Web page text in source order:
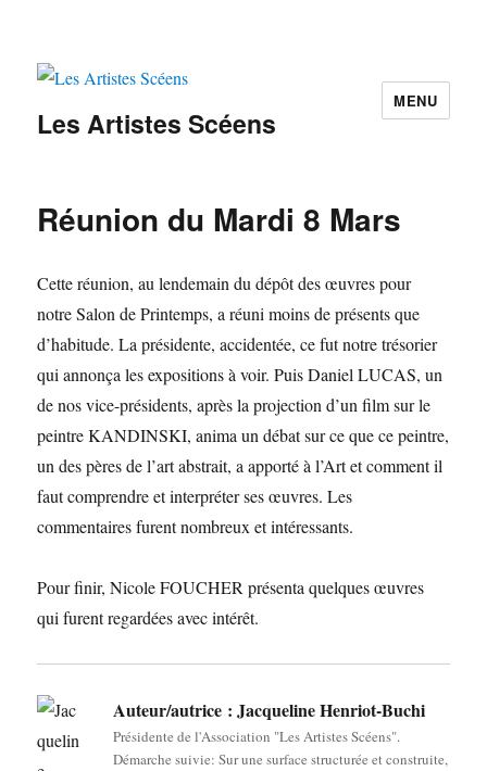
Les Artistes Scéens
MENU
Réunion du Mardi 8 Mars
Cette réunion, au lendemain du dépôt des œuvres pour
notre Salon de Printemps, a réuni moins de présents que
d’habitude. La présidente, accidentée, ce fut notre trésorier
qui annonça les expositions à voir. Puis Daniel LUCAS, un
de nos vice-présidents, après la projection d’un film sur le
peintre KANDINSKI, anima un débat sur ce que ce peintre,
un des pères de l’art abstrait, a apporté à l’Art et comment il
faut comprendre et interpréter ses œuvres. Les
commentaires furent nombreux et intéressants.
Pour finir, Nicole FOUCHER présenta quelques œuvres
qui furent regardées avec intérêt.
Auteur/autrice : Jacqueline Henriot-Buchi
Présidente de l'Association "Les Artistes Scéens".
Démarche suivie: Sur une surface structurée et construite,